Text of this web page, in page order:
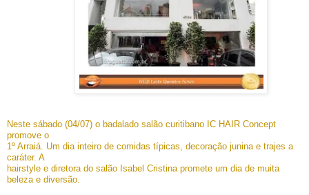
Neste sábado (04/07) o badalado salão curitibano IC HAIR Concept
promove o
1º Arraiá. Um dia inteiro de comidas típicas, decoração junina e trajes a
caráter. A
hairstyle e diretora do salão Isabel Cristina promete um dia de muita
beleza e diversão.